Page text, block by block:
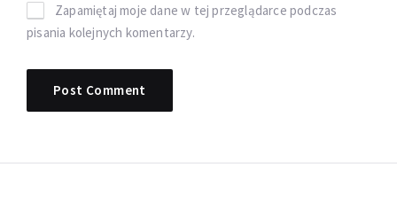
Zapamiętaj moje dane w tej przeglądarce podczas
pisania kolejnych komentarzy.